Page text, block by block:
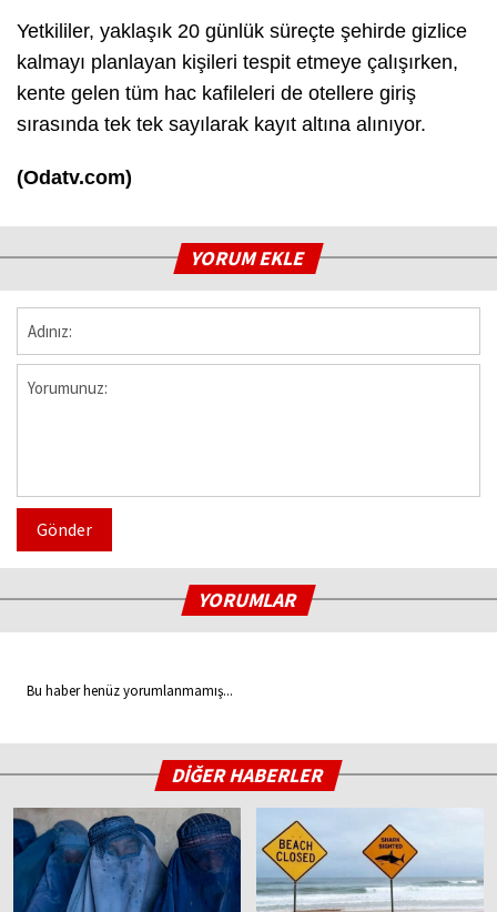
Yetkililer, yaklaşık 20 günlük süreçte şehirde gizlice
kalmayı planlayan kişileri tespit etmeye çalışırken,
kente gelen tüm hac kafileleri de otellere giriş
sırasında tek tek sayılarak kayıt altına alınıyor.
(Odatv.com)
YORUM EKLE
Gönder
YORUMLAR
Bu haber henüz yorumlanmamış...
DİĞER HABERLER